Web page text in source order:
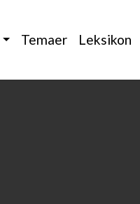
Temaer Leksikon